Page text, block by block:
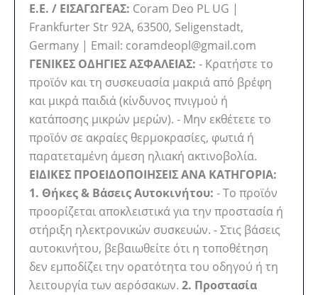
Ε.Ε. / ΕΙΣΑΓΩΓΕΑΣ: Coram Deo PL UG |
Frankfurter Str 92A, 63500, Seligenstadt,
Germany | Email: coramdeopl@gmail.com
ΓΕΝΙΚΕΣ ΟΔΗΓΙΕΣ ΑΣΦΑΛΕΙΑΣ: - Κρατήστε το
προϊόν και τη συσκευασία μακριά από βρέφη
και μικρά παιδιά (κίνδυνος πνιγμού ή
κατάποσης μικρών μερών). - Μην εκθέτετε το
προϊόν σε ακραίες θερμοκρασίες, φωτιά ή
παρατεταμένη άμεση ηλιακή ακτινοβολία.
ΕΙΔΙΚΕΣ ΠΡΟΕΙΔΟΠΟΙΗΣΕΙΣ ΑΝΑ ΚΑΤΗΓΟΡΙΑ:
1. Θήκες & Βάσεις Αυτοκινήτου: - Το προϊόν
προορίζεται αποκλειστικά για την προστασία ή
στήριξη ηλεκτρονικών συσκευών. - Στις βάσεις
αυτοκινήτου, βεβαιωθείτε ότι η τοποθέτηση
δεν εμποδίζει την ορατότητα του οδηγού ή τη
λειτουργία των αερόσακων. 2. Προστασία